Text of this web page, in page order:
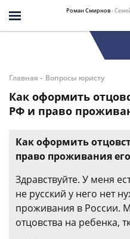
Роман Смирнов-
Главная - Вопросы юристу
Как оформить
РФ и право
Как оформить
право проживания
Здравствуйте. У меня
не русский у него нет
проживания в России.
отцовства на ребенка,